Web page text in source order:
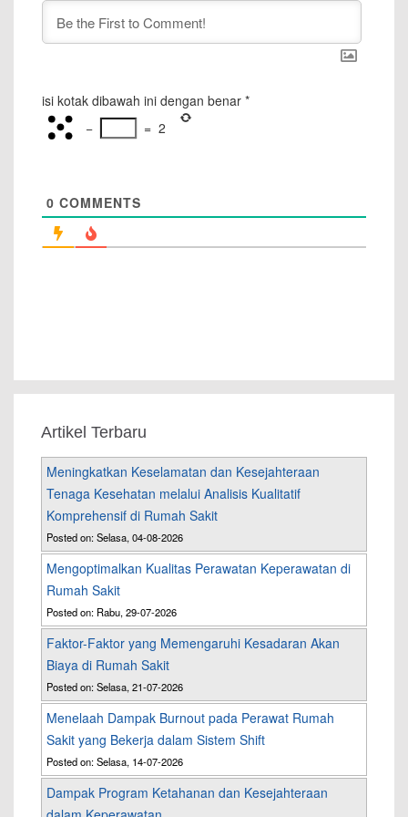
isi kotak dibawah ini dengan benar *
−
= 2
0 COMMENTS
Artikel Terbaru
Meningkatkan Keselamatan dan Kesejahteraan
Tenaga Kesehatan melalui Analisis Kualitatif
Komprehensif di Rumah Sakit
Posted on: Selasa, 04-08-2026
Mengoptimalkan Kualitas Perawatan Keperawatan di
Rumah Sakit
Posted on: Rabu, 29-07-2026
Faktor-Faktor yang Memengaruhi Kesadaran Akan
Biaya di Rumah Sakit
Posted on: Selasa, 21-07-2026
Menelaah Dampak Burnout pada Perawat Rumah
Sakit yang Bekerja dalam Sistem Shift
Posted on: Selasa, 14-07-2026
Dampak Program Ketahanan dan Kesejahteraan